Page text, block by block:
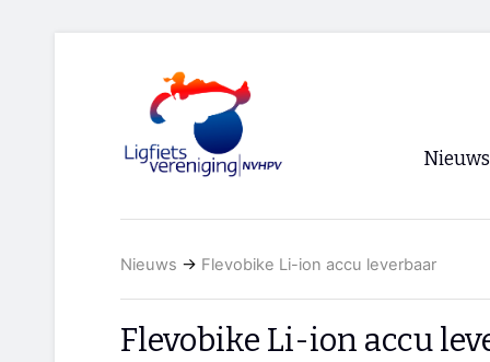
Nieuws
RSS
Nieuws → Flevobike Li-ion accu leverbaar
Flevobike Li-ion accu